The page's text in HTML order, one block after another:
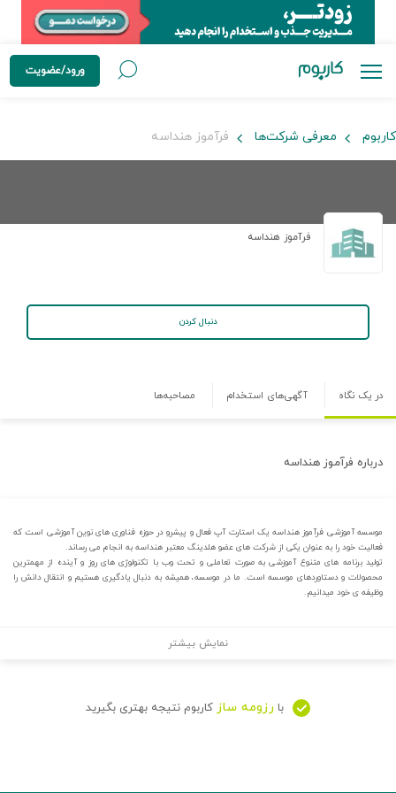
ورود/عضویت
کاربوم معرفی شرکت‌ها فرآموز هنداسه
فرآموز هنداسه
دنبال کردن
در یک نگاه آگهی‌های استخدام مصاحبه‌ها
درباره فرآموز هنداسه
موسسه آموزشی فرآموز هنداسه یک استارت آپ فعال و پیشرو در حوزه فناوری های نوین آموزشی است که
فعالیت خود را به عنوان یکی از شرکت های عضو هلدینگ معتبر هنداسه به انجام می رساند.
تولید برنامه های متنوع آموزشی به صورت تعاملی و تحت وب با تکنولوژی های روز و آینده از مهمترین
محصولات و دستاوردهای موسسه است. ما در موسسه، همیشه به دنبال یادگیری هستیم و انتقال دانش را
وظیفه ی خود میدانیم.
نمایش بیشتر
با رزومه ساز کاربوم نتیجه بهتری بگیرید